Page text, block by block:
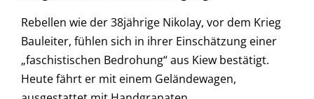
Rebellen wie der 38jährige Nikolay, vor dem Krieg
Bauleiter, fühlen sich in ihrer Einschätzung einer
„faschistischen Bedrohung“ aus Kiew bestätigt.
Heute fährt er mit einem Geländewagen,